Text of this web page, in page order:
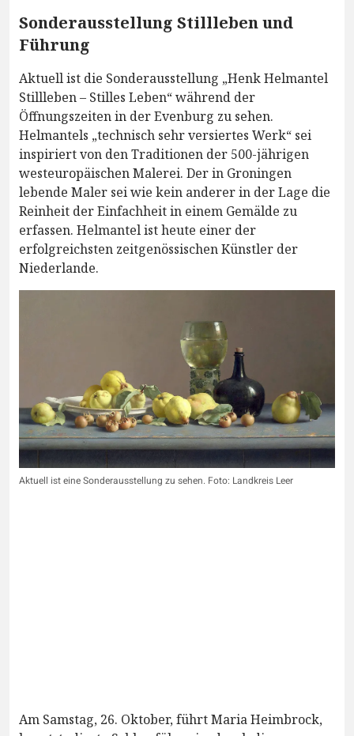
Sonderausstellung Stillleben und
Führung
Aktuell ist die Sonderausstellung „Henk Helmantel
Stillleben – Stilles Leben“ während der
Öffnungszeiten in der Evenburg zu sehen.
Helmantels „technisch sehr versiertes Werk“ sei
inspiriert von den Traditionen der 500-jährigen
westeuropäischen Malerei. Der in Groningen
lebende Maler sei wie kein anderer in der Lage die
Reinheit der Einfachheit in einem Gemälde zu
erfassen. Helmantel ist heute einer der
erfolgreichsten zeitgenössischen Künstler der
Niederlande.
Aktuell ist eine Sonderausstellung zu sehen. Foto: Landkreis Leer
Am Samstag, 26. Oktober, führt Maria Heimbrock,